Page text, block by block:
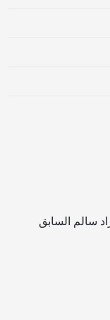
سالم السابق